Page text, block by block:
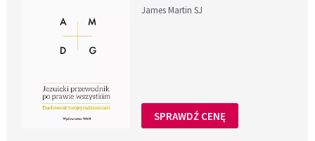
James Martin SJ
SPRAWDŹ CENĘ